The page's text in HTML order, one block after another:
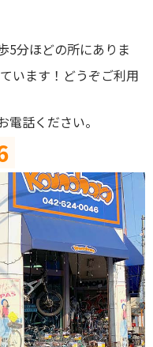
5分ほどの所にありま
います！どうぞご利用
話ください。